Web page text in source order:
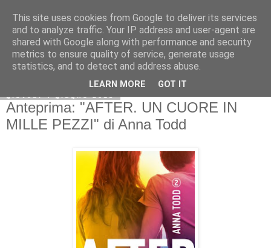
giovedì 4 giugno 2015
Anteprima: "AFTER. UN CUORE IN
MILLE PEZZI" di Anna Todd
This site uses cookies from Google to deliver its services
and to analyze traffic. Your IP address and user-agent are
shared with Google along with performance and security
metrics to ensure quality of service, generate usage
statistics, and to detect and address abuse.
LEARN MORE GOT IT